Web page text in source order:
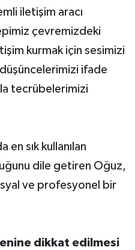
iletişim aracı
çevremizdeki
kurmak için sesimizi
ifade
tecrübelerimizi
en sık kullanılan
dile getiren Oğuz,
ve profesyonel bir
dikkat edilmesi